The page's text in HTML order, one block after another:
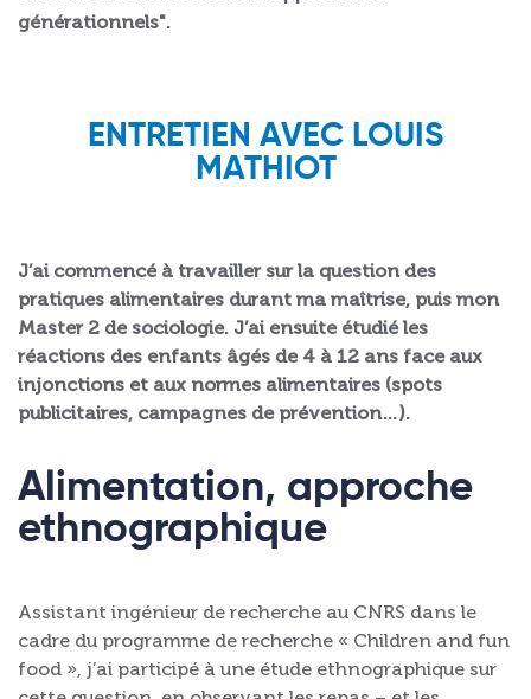
générationnels".
ENTRETIEN AVEC LOUIS
MATHIOT
J’ai commencé à travailler sur la question des
pratiques alimentaires durant ma maîtrise, puis mon
Master 2 de sociologie. J’ai ensuite étudié les
réactions des enfants âgés de 4 à 12 ans face aux
injonctions et aux normes alimentaires (spots
publicitaires, campagnes de prévention…).
Alimentation, approche
ethnographique
Assistant ingénieur de recherche au CNRS dans le
cadre du programme de recherche « Children and fun
food », j’ai participé à une étude ethnographique sur